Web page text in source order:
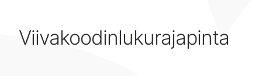
Viivakoodinlukurajapinta